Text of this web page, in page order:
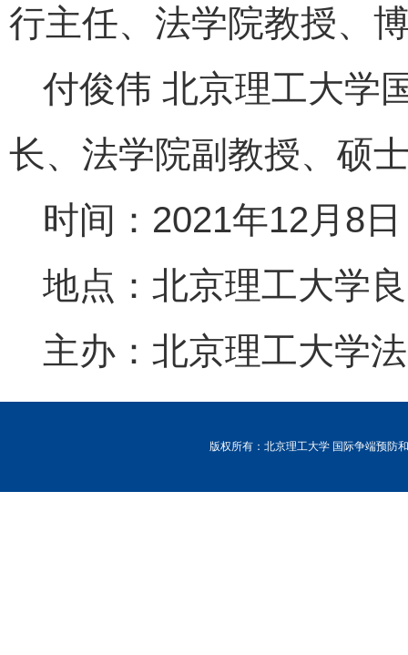
行主任、法学院教授、
付俊伟 北京理工大学
长、法学院副教授、硕
时间：2021年12月8
地点：北京理工大学
主办：北京理工大学
版权所有：北京理工大学 国际争端预防